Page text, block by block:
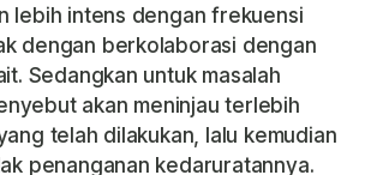
lebih intens dengan frekuensi
dengan berkolaborasi dengan
Sedangkan untuk masalah
akan meninjau terlebih
telah dilakukan, lalu kemudian
penanganan kedaruratannya.